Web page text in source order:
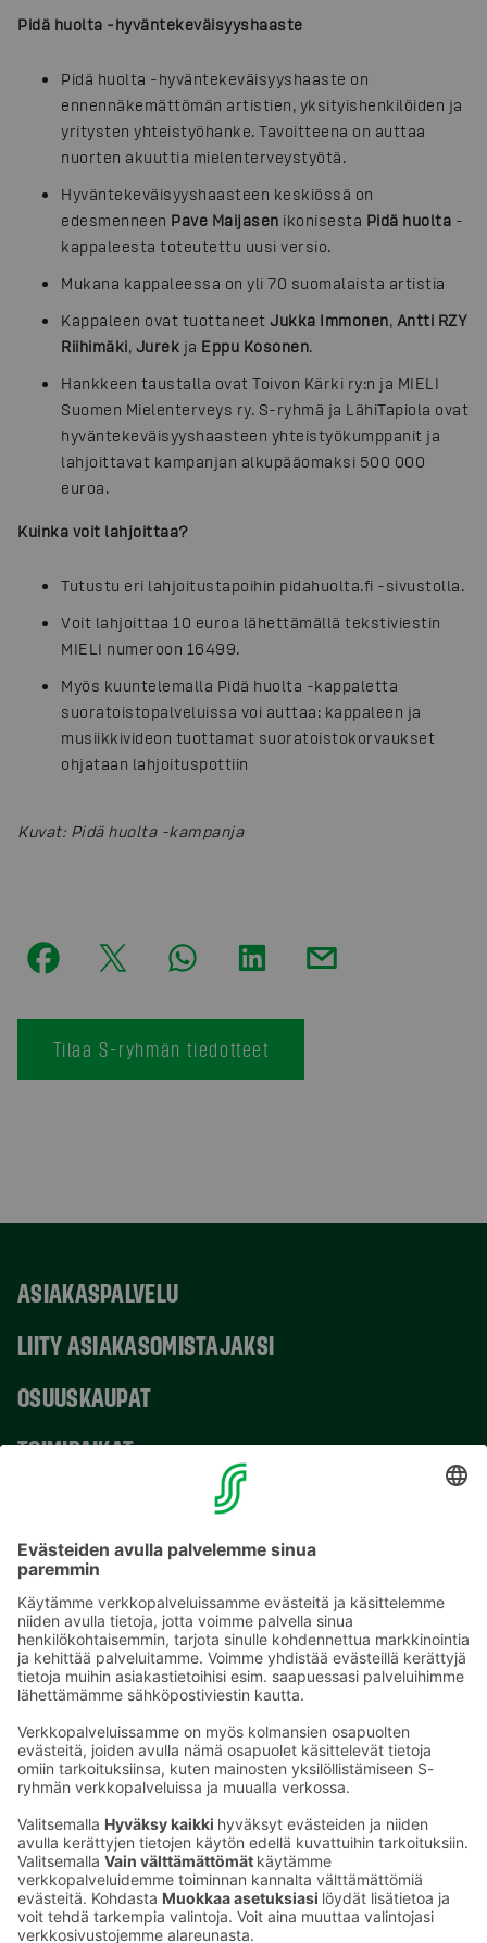
Pidä huolta -hyväntekeväisyyshaaste
Pidä huolta -hyväntekeväisyyshaaste on
ennennäkemättömän artistien, yksityishenkilöiden ja
yritysten yhteistyöhanke. Tavoitteena on auttaa
nuorten akuuttia mielenterveystyötä.
Hyväntekeväisyyshaasteen keskiössä on
edesmenneen Pave Maijasen ikonisesta Pidä huolta -
kappaleesta toteutettu uusi versio.
Mukana kappaleessa on yli 70 suomalaista artistia
Kappaleen ovat tuottaneet Jukka Immonen, Antti RZY
Riihimäki, Jurek ja Eppu Kosonen.
Hankkeen taustalla ovat Toivon Kärki ry:n ja MIELI
Suomen Mielenterveys ry. S-ryhmä ja LähiTapiola ovat
hyväntekeväisyyshaasteen yhteistyökumppanit ja
lahjoittavat kampanjan alkupääomaksi 500 000
euroa.
Kuinka voit lahjoittaa?
Tutustu eri lahjoitustapoihin pidahuolta.fi -sivustolla.
Voit lahjoittaa 10 euroa lähettämällä tekstiviestin
MIELI numeroon 16499.
Myös kuuntelemalla Pidä huolta -kappaletta
suoratoistopalveluissa voi auttaa: kappaleen ja
musiikkivideon tuottamat suoratoistokorvaukset
ohjataan lahjoituspottiin
Kuvat: Pidä huolta -kampanja
Tilaa S-ryhmän tiedotteet
ASIAKASPALVELU
LIITY ASIAKASOMISTAJAKSI
OSUUSKAUPAT
TOIMIPAIKAT
Sähköpostiosoitteet S-ryhmässä ovat muotoa
etunimi.sukunimi@sok.fi
Seuraa meitä: